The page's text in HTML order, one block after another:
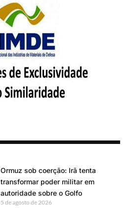
Ormuz sob coerção: Irã tenta
transformar poder militar em
autoridade sobre o Golfo
5 de agosto de 2026